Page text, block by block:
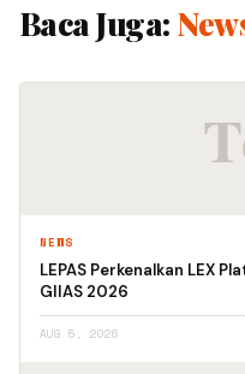
Baca Juga:
NEWS
LEPAS Perkenalkan LEX
GIIAS 2026
AUG 5, 2026